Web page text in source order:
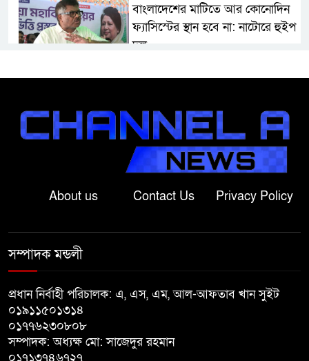
বাংলাদেশের মাটিতে আর কোনোদিন
ফ্যাসিস্টের স্থান হবে না: নাটোরে হুইপ
দুলু
লালপুরে নারীর ১ লাখ ৮০ হাজার টাকা
বাগাতিপাড়ায় সড়ক নির্মাণে বাধার
অভিযোগে বাগাতিপাড়ায় মানববন্ধন
বাগাতিপাড়ায় বিশ্ব মাতৃদুগ্ধ সপ্তাহের
শিক্ষক বরখাস্ত, তিন কর্মচারীর নিয়োগ
বাতিল
জুলাই সনদ বাস্তবায়নের দাবিতে
About us Contact Us Privacy Policy
সম্পাদক মন্ডলী
প্রধান নির্বাহী পরিচালক: এ, এস, এম, আল-আফতাব খান সুইট
০১৯১১৫০১৩১৪
০১৭৭৬২৩০৮০৮
সম্পাদক: অধ্যক্ষ মো: সাজেদুর রহমান